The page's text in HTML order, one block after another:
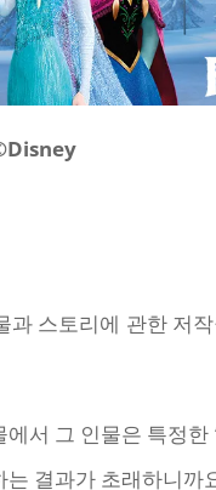
과 스토리에 관한
서 그 인물은 특정한
결과가 초래하니까